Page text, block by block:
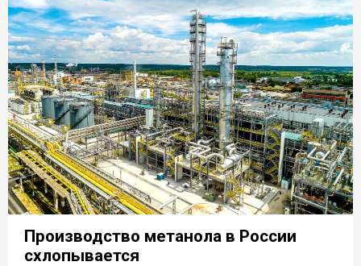
Производство метанола в России
схлопывается